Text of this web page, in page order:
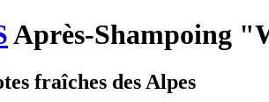
Après-Shampoing
fraîches des Alpes